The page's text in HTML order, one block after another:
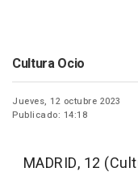
Cultura Ocio
Jueves, 12 octubre 2023
Publicado: 14:18
MADRID, 12